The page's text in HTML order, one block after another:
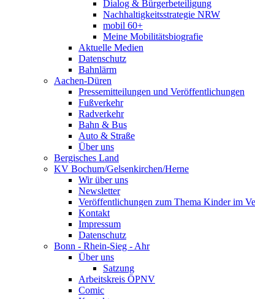
Dialog & Bürgerbeteiligung
Nachhaltigkeitsstrategie NRW
mobil 60+
Meine Mobilitätsbiografie
Aktuelle Medien
Datenschutz
Bahnlärm
Aachen-Düren
Pressemitteilungen und Veröffentlichungen
Fußverkehr
Radverkehr
Bahn & Bus
Auto & Straße
Über uns
Bergisches Land
KV Bochum/Gelsenkirchen/Herne
Wir über uns
Newsletter
Veröffentlichungen zum Thema Kinder im
Kontakt
Impressum
Datenschutz
Bonn - Rhein-Sieg - Ahr
Über uns
Satzung
Arbeitskreis ÖPNV
Comic